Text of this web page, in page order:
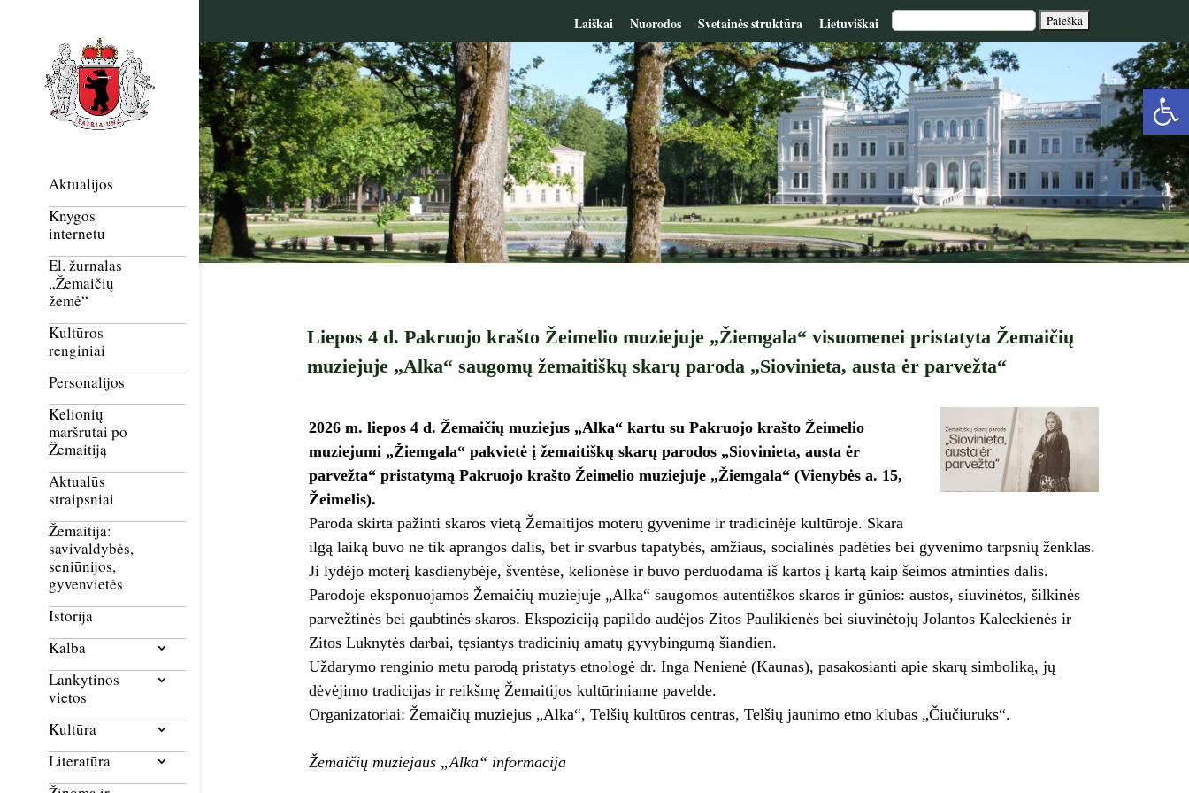
Laiškai Nuorodos Svetainės struktūra Lietuviškai
Aktualijos
Knygos
internetu
El. žurnalas
„Žemaičių
žemė“
Kultūros
renginiai
Personalijos
Kelionių
maršrutai po
Žemaitiją
Aktualūs
straipsniai
Žemaitija:
savivaldybės,
seniūnijos,
gyvenvietės
Istorija
Kalba
Lankytinos
vietos
Kultūra
Literatūra
Liepos 4 d. Pakruojo krašto Žeimelio muziejuje „Žiemgala“ visuomenei pristatyta Žemaičių
muziejuje „Alka“ saugomų žemaitiškų skarų paroda „Siovinieta, austa ėr parvežta“
2026 m. liepos 4 d. Žemaičių muziejus „Alka“ kartu su Pakruojo krašto Žeimelio
muziejumi „Žiemgala“ pakvietė į žemaitiškų skarų parodos „Siovinieta, austa ėr
parvežta“ pristatymą Pakruojo krašto Žeimelio muziejuje „Žiemgala“ (Vienybės a. 15,
Žeimelis).
Paroda skirta pažinti skaros vietą Žemaitijos moterų gyvenime ir tradicinėje kultūroje. Skara
ilgą laiką buvo ne tik aprangos dalis, bet ir svarbus tapatybės, amžiaus, socialinės padėties bei gyvenimo tarpsnių ženklas.
Ji lydėjo moterį kasdienybėje, šventėse, kelionėse ir buvo perduodama iš kartos į kartą kaip šeimos atminties dalis.
Parodoje eksponuojamos Žemaičių muziejuje „Alka“ saugomos autentiškos skaros ir gūnios: austos, siuvinėtos, šilkinės
parvežtinės bei gaubtinės skaros. Ekspoziciją papildo audėjos Zitos Paulikienės bei siuvinėtojų Jolantos Kaleckienės ir
Zitos Luknytės darbai, tęsiantys tradicinių amatų gyvybingumą šiandien.
Uždarymo renginio metu parodą pristatys etnologė dr. Inga Nenienė (Kaunas), pasakosianti apie skarų simboliką, jų
dėvėjimo tradicijas ir reikšmę Žemaitijos kultūriniame pavelde.
Organizatoriai: Žemaičių muziejus „Alka“, Telšių kultūros centras, Telšių jaunimo etno klubas „Čiučiuruks“.
Žemaičių muziejaus „Alka“ informacija